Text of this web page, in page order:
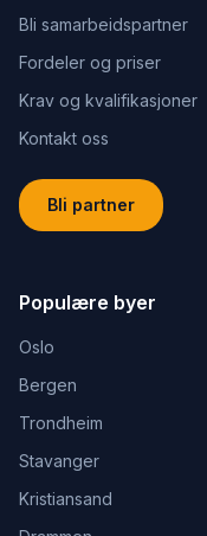
Bli samarbeidspartner
Fordeler og priser
Krav og kvalifikasjoner
Kontakt oss
Bli partner
Populære byer
Oslo
Bergen
Trondheim
Stavanger
Kristiansand